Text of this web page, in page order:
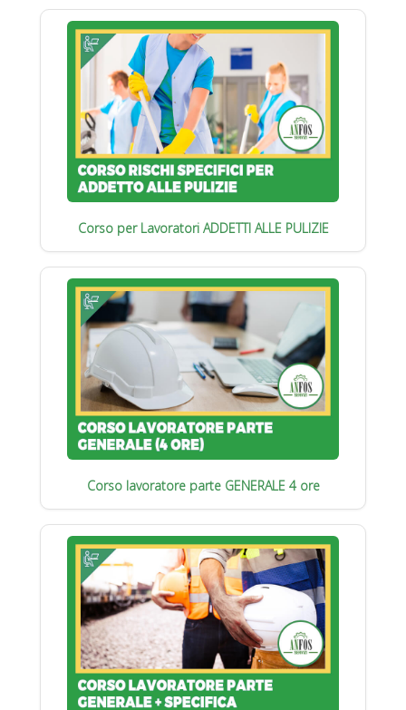
Corso per Lavoratori ADDETTI ALLE PULIZIE
Corso lavoratore parte GENERALE 4 ore